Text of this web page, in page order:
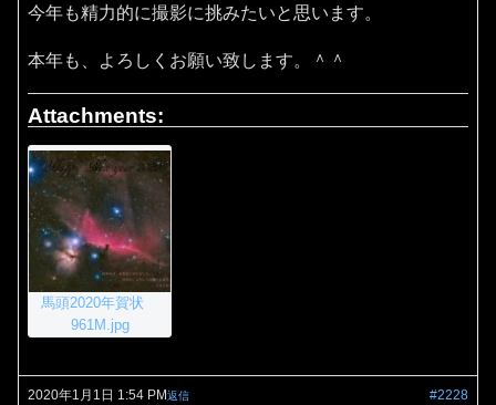
今年も精力的に撮影に挑みたいと思います。
本年も、よろしくお願い致します。＾＾
Attachments:
馬頭2020年賀状
961M.jpg
2020年1月1日 1:54 PM #2228
返信